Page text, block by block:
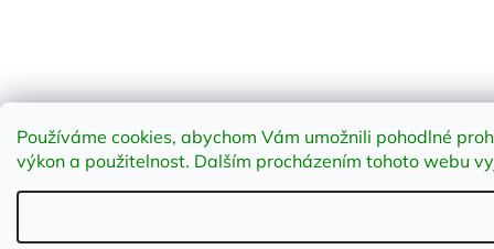
Používáme cookies, abychom Vám umožnili pohodlné
výkon a použitelnost. Dalším procházením tohoto webu